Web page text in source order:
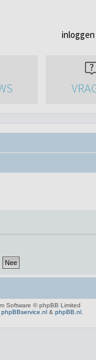
inloggen
Software © phpBB Limited
phpBBservice.nl & phpBB.nl